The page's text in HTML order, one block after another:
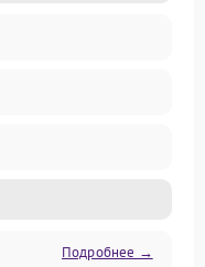
Подробнее →